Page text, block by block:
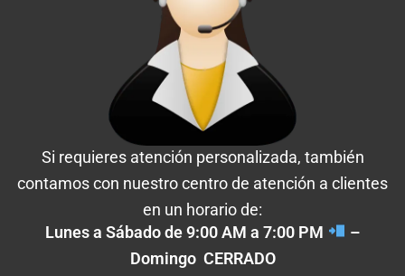
Si requieres atención personalizada, también
contamos con nuestro centro de atención a clientes
en un horario de:
Lunes a Sábado de 9:00 AM a 7:00 PM
–
Domingo CERRADO